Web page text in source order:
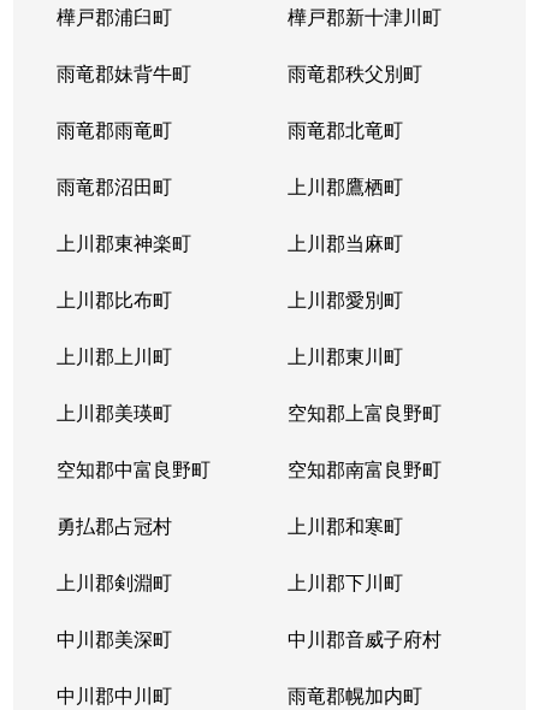
樺戸郡浦臼町 樺戸郡新十津川町
雨竜郡妹背牛町 雨竜郡秩父別町
雨竜郡雨竜町 雨竜郡北竜町
雨竜郡沼田町 上川郡鷹栖町
上川郡東神楽町 上川郡当麻町
上川郡比布町 上川郡愛別町
上川郡上川町 上川郡東川町
上川郡美瑛町 空知郡上富良野町
空知郡中富良野町 空知郡南富良野町
勇払郡占冠村 上川郡和寒町
上川郡剣淵町 上川郡下川町
中川郡美深町 中川郡音威子府村
中川郡中川町 雨竜郡幌加内町